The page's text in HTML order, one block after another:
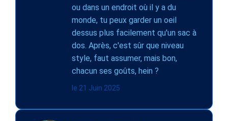
ou dans un endroit où il y a du
monde, tu peux garder un oeil
dessus plus facilement qu'un sac à
dos. Après, c'est sûr que niveau
style, faut assumer, mais bon,
chacun ses goûts, hein ?
le 21 Juin 2025